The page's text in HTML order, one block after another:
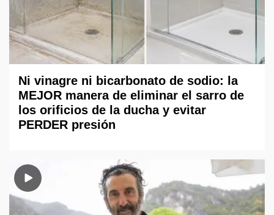
Ni vinagre ni bicarbonato de sodio: la
MEJOR manera de eliminar el sarro de
los orificios de la ducha y evitar
PERDER presión